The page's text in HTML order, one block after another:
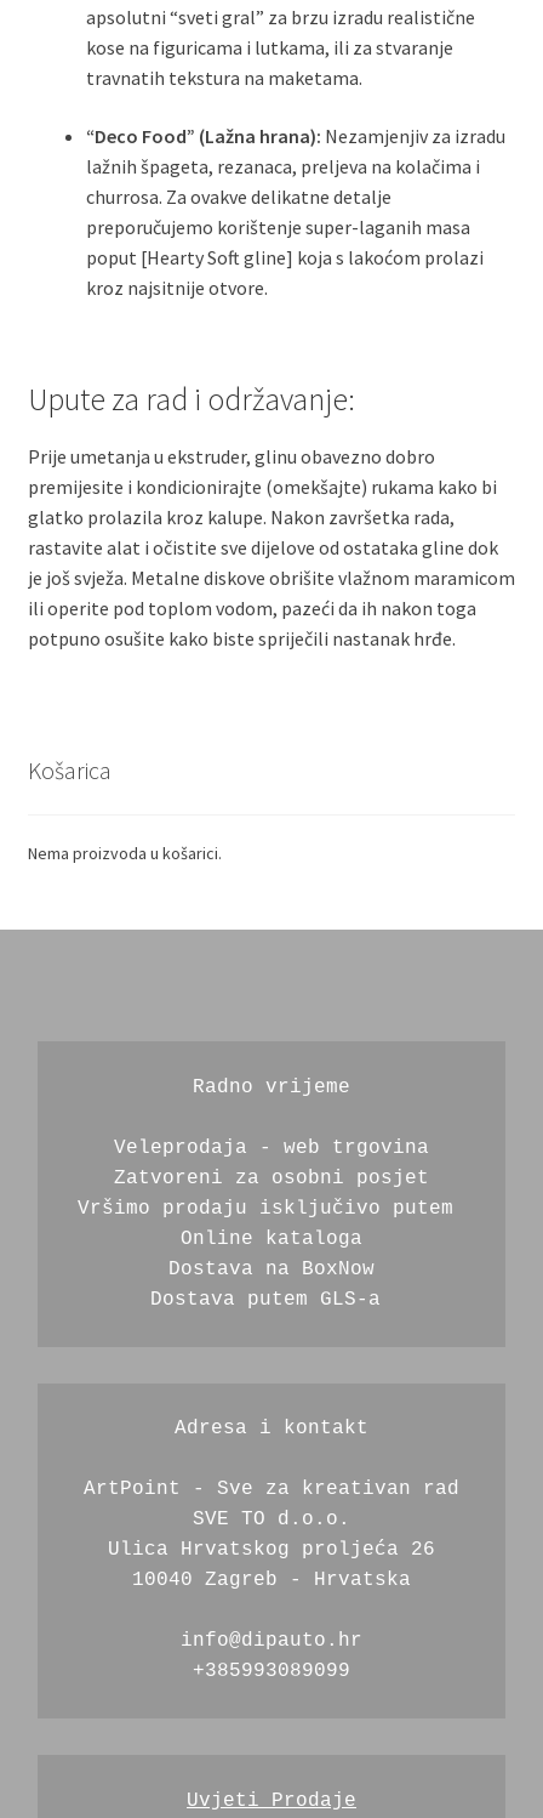
apsolutni “sveti gral” za brzu izradu realistične
kose na figuricama i lutkama, ili za stvaranje
travnatih tekstura na maketama.
“Deco Food” (Lažna hrana): Nezamjenjiv za izradu
lažnih špageta, rezanaca, preljeva na kolačima i
churrosa. Za ovakve delikatne detalje
preporučujemo korištenje super-laganih masa
poput [Hearty Soft gline] koja s lakoćom prolazi
kroz najsitnije otvore.
Upute za rad i održavanje:
Prije umetanja u ekstruder, glinu obavezno dobro
premijesite i kondicionirajte (omekšajte) rukama kako bi
glatko prolazila kroz kalupe. Nakon završetka rada,
rastavite alat i očistite sve dijelove od ostataka gline dok
je još svježa. Metalne diskove obrišite vlažnom maramicom
ili operite pod toplom vodom, pazeći da ih nakon toga
potpuno osušite kako biste spriječili nastanak hrđe.
Košarica
Nema proizvoda u košarici.
Radno vrijeme
Veleprodaja - web trgovina
Zatvoreni za osobni posjet
Vršimo prodaju isključivo putem
Online kataloga
Dostava na BoxNow
Dostava putem GLS-a
Adresa i kontakt
ArtPoint - Sve za kreativan rad
SVE TO d.o.o.
Ulica Hrvatskog proljeća 26
10040 Zagreb - Hrvatska
info@dipauto.hr
+385993089099
Uvjeti Prodaje